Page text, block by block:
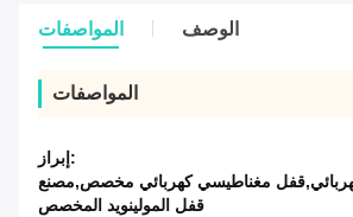
المواصفات الوصف
المواصفات
إبراز:
مغناطيسي كهربائي مخصص,مصنع
قفل المولينويد المخصص